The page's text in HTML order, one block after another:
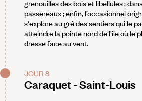
grenouilles des bois et libellules ;
passereaux ; enfin, l’occasionnel
s'explore au gré des sentiers qui le
atteindre la pointe nord de l’île où le
dresse face au vent.
JOUR 8
Caraquet - Saint-Louis